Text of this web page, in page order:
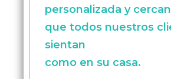
personalizada y
que todos nuestros
sientan
como en su casa.